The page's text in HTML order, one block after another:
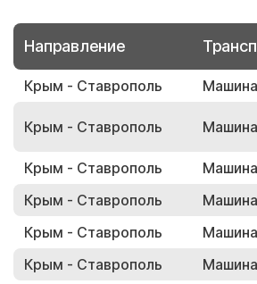
Направление
Крым - Ставрополь
Крым - Ставрополь
Крым - Ставрополь
Крым - Ставрополь
Крым - Ставрополь
Крым - Ставрополь